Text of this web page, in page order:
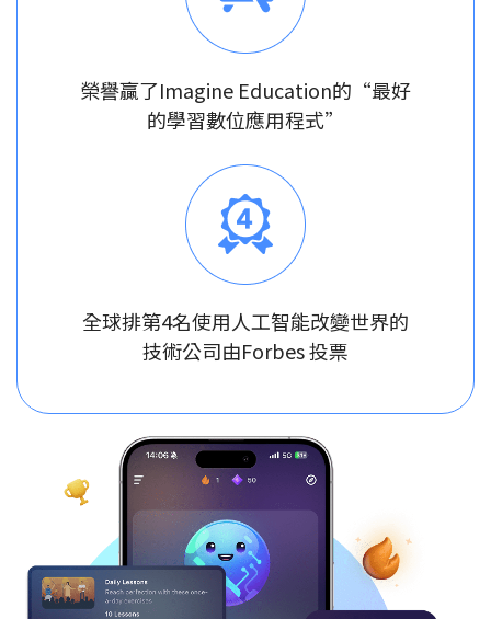
榮譽贏了Imagine Education的“最好
的學習數位應用程式”
全球排第4名使用人工智能改變世界的
技術公司由Forbes 投票